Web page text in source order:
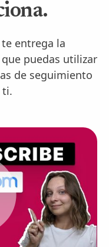
entrega la
puedas utilizar
de seguimiento
ti.